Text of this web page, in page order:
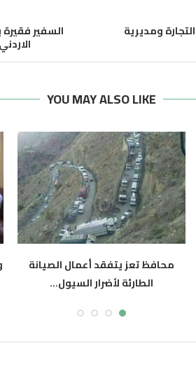
ومديرية
السفير
YOU MAY ALSO LIKE
محافظ تعز يتفقد أعمال الصيانة
الطارئة لأضرار السيول...
أغسطس 6, 2026